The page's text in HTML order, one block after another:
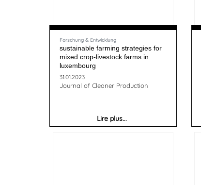
Forschung & Entwicklung
sustainable farming strategies for
mixed crop-livestock farms in
luxembourg
31.01.2023
Journal of Cleaner Production
Lire plus...